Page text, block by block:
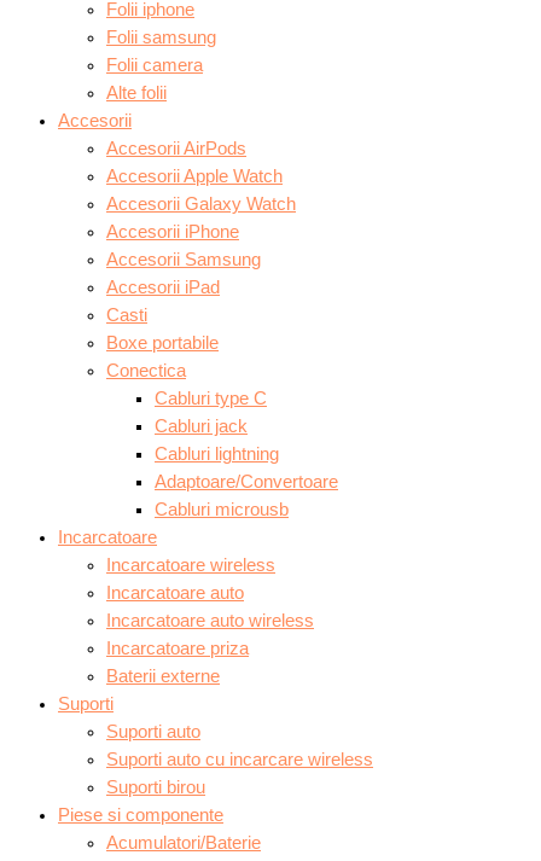
Folii iphone
Folii samsung
Folii camera
Alte folii
Accesorii
Accesorii AirPods
Accesorii Apple Watch
Accesorii Galaxy Watch
Accesorii iPhone
Accesorii Samsung
Accesorii iPad
Casti
Boxe portabile
Conectica
Cabluri type C
Cabluri jack
Cabluri lightning
Adaptoare/Convertoare
Cabluri microusb
Incarcatoare
Incarcatoare wireless
Incarcatoare auto
Incarcatoare auto wireless
Incarcatoare priza
Baterii externe
Suporti
Suporti auto
Suporti auto cu incarcare wireless
Suporti birou
Piese si componente
Acumulatori/Baterie